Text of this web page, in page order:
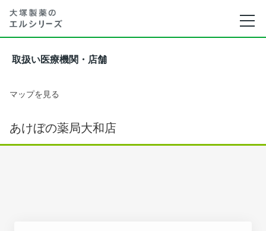
取扱い医療機関・店舗
マップを見る
あけぼの薬局大和店